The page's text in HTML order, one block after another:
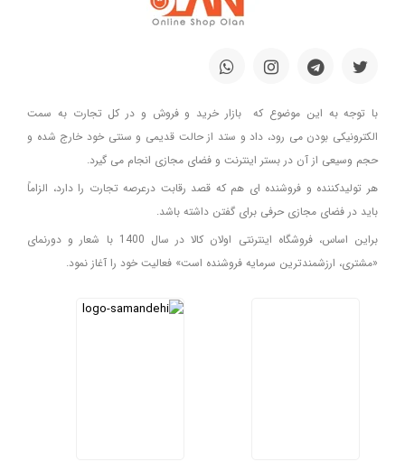
با توجه به این موضوع که بازار خرید و فروش و در کل تجارت به سمت
الکترونیکی بودن می رود، داد و ستد از حالت قدیمی و سنتی خود خارج شده و
حجم وسیعی از آن در بستر اینترنت و فضای مجازی انجام می گیرد.
هر تولیدکننده و فروشنده ای هم که قصد رقابت درعرصه تجارت را دارد، الزاماً
باید در فضای مجازی حرفی برای گفتن داشته باشد.
براین اساس، فروشگاه اینترنتی اولان کالا در سال 1400 با شعار و دورنمای
«مشتری، ارزشمندترین سرمایه فروشنده است» فعالیت خود را آغاز نمود.